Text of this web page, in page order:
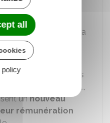
du résultat
en fonction
dans le capital de la
associés personnes
libéral (SELARL,
unnouveau
rémunération
all